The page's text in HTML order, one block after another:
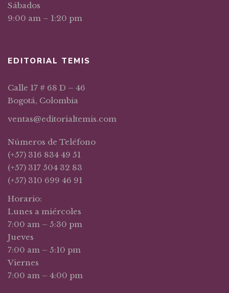
Sábados
9:00 am – 1:20 pm
EDITORIAL TEMIS
Calle 17 # 68 D – 46
Bogotá, Colombia
ventas@editorialtemis.com
Números de Teléfono
(+57) 316 834 49 51
(+57) 317 504 32 83
(+57) 310 699 46 91
Horario:
Lunes a miércoles
7:00 am – 5:30 pm
Jueves
7:00 am – 5:10 pm
Viernes
7:00 am – 4:00 pm